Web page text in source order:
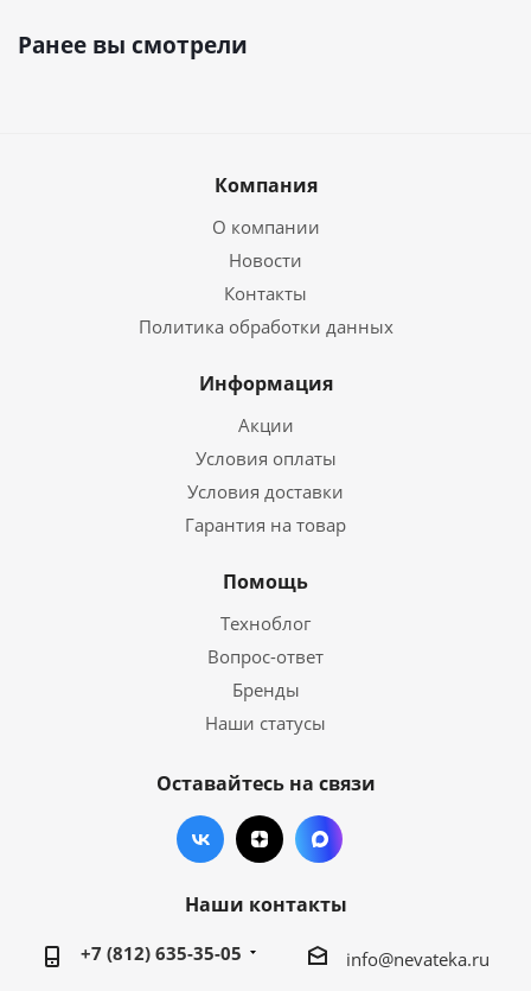
Ранее вы смотрели
Компания
О компании
Новости
Контакты
Политика обработки данных
Информация
Акции
Условия оплаты
Условия доставки
Гарантия на товар
Помощь
Техноблог
Вопрос-ответ
Бренды
Наши статусы
Оставайтесь на связи
Наши контакты
+7 (812) 635-35-05 info@nevateka.ru